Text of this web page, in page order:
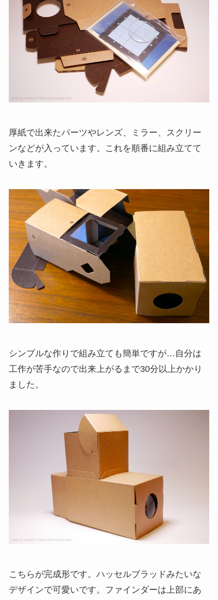
厚紙で出来たパーツやレンズ、ミラー、スクリー
ンなどが入っています。これを順番に組み立てて
いきます。
シンプルな作りで組み立ても簡単ですが…自分は
工作が苦手なので出来上がるまで30分以上かかり
ました。
こちらが完成形です。ハッセルブラッドみたいな
デザインで可愛いです。ファインダーは上部にあ